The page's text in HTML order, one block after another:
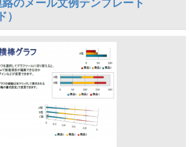
のメール文例テンプレート
）